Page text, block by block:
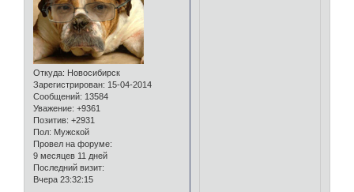
Откуда: Новосибирск
Зарегистрирован: 15-04-2014
Сообщений: 13584
Уважение: +9361
Позитив: +2931
Пол: Мужской
Провел на форуме:
9 месяцев 11 дней
Последний визит:
Вчера 23:32:15